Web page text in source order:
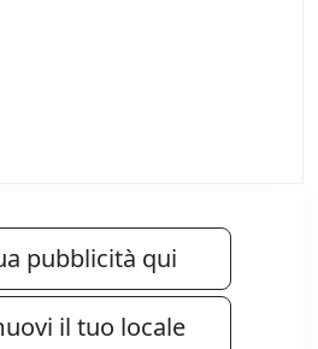
pubblicità qui
il tuo locale